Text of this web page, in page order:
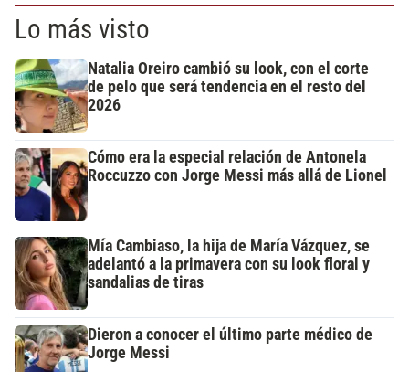
Lo más visto
Natalia Oreiro cambió su look, con el corte
de pelo que será tendencia en el resto del
2026
Cómo era la especial relación de Antonela
Roccuzzo con Jorge Messi más allá de Lionel
Mía Cambiaso, la hija de María Vázquez, se
adelantó a la primavera con su look floral y
sandalias de tiras
Dieron a conocer el último parte médico de
Jorge Messi